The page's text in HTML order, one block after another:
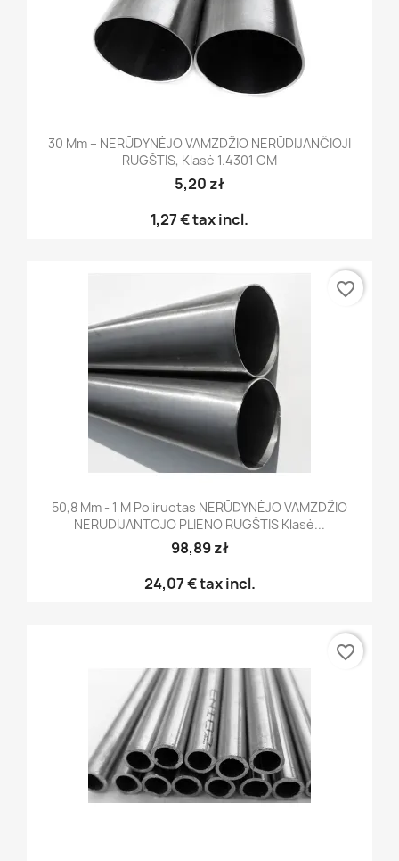
30 Mm – NERŪDYNĖJO VAMZDŽIO NERŪDIJANČIOJI
RŪGŠTIS, Klasė 1.4301 CM
5,20 zł
1,27 €tax incl.
50,8 Mm - 1 M Poliruotas NERŪDYNĖJO VAMZDŽIO
NERŪDIJANTOJO PLIENO RŪGŠTIS Klasė...
98,89 zł
24,07 €tax incl.
favorite_border
favorite_border